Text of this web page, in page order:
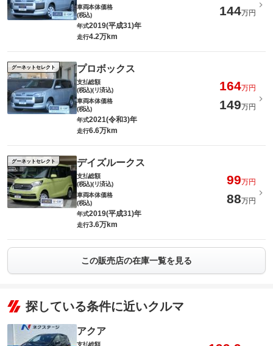
車両本体価格
(税込)
144万円
年式2019(平成31)年
走行4.2万km
グーネットセレクト プロボックス
支払総額
(税込)(リ済込)
164万円
車両本体価格
(税込)
149万円
年式2021(令和3)年
走行6.6万km
グーネットセレクト デイズルークス
支払総額
(税込)(リ済込)
99万円
車両本体価格
(税込)
88万円
年式2019(平成31)年
走行3.6万km
この販売店の在庫一覧を見る
探している条件に近いクルマ
アクア
支払総額